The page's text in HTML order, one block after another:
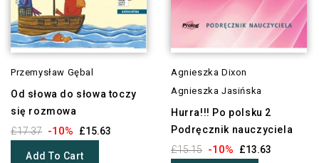
Przemysław Gębal
Od słowa do słowa toczy
się rozmowa
£17.37 -10% £15.63
Add To Cart
Agnieszka Dixon
Agnieszka Jasińska
Hurra!!! Po polsku 2
Podręcznik nauczyciela
£15.15 -10% £13.63